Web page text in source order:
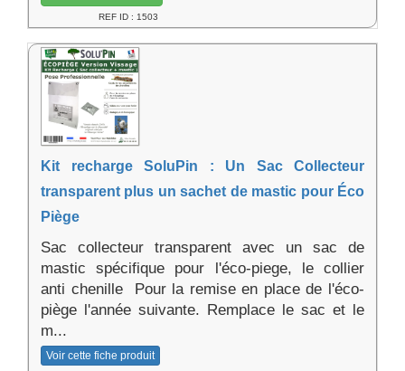
REF ID : 1503
Kit recharge SoluPin : Un Sac Collecteur
transparent plus un sachet de mastic pour Éco
Piège
Sac collecteur transparent avec un sac de
mastic spécifique pour l'éco-piege, le collier
anti chenille Pour la remise en place de l'éco-
piège l'année suivante. Remplace le sac et le
m...
Voir cette fiche produit